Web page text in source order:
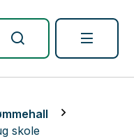
skole